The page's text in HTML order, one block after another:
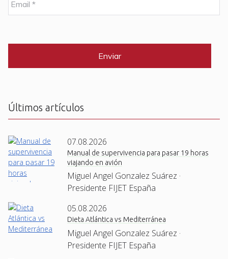
e
m
a
C
Últimos artículos
07.08.2026
Manual de supervivencia para pasar 19 horas
viajando en avión
Miguel Angel Gonzalez Suárez ·
Presidente FIJET España
05.08.2026
Dieta Atlántica vs Mediterránea
Miguel Angel Gonzalez Suárez ·
Presidente FIJET España